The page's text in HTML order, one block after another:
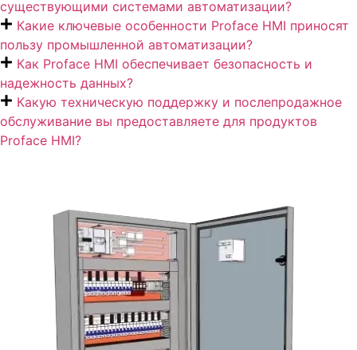
существующими системами автоматизации?
Какие ключевые особенности Proface HMI приносят
пользу промышленной автоматизации?
Как Proface HMI обеспечивает безопасность и
надежность данных?
Какую техническую поддержку и послепродажное
обслуживание вы предоставляете для продуктов
Proface HMI?